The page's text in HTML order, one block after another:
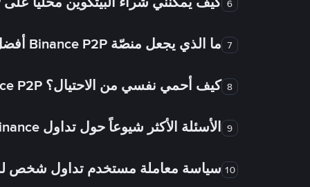
6
7 ما الذي يجعل منصّة Binance P2P أفضل من الأسواق الأخرى للتداول من شخص لشخص؟
8 كيف أحمي نفسي من الاحتيال؟ Binance P2P ضمان FTW!
9 الأسئلة الأكثر شيوعاً حول تداول Binance شخص لشخص
10 سياسة معاملة مستخدم تداول